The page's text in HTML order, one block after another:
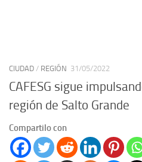
CIUDAD / REGIÓN 31/05/2022
CAFESG sigue
región de Salto Grande
Compartilo con